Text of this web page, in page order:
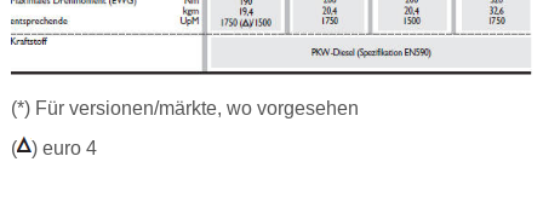
(*) Für versionen/märkte, wo vorgesehen
(
) euro 4